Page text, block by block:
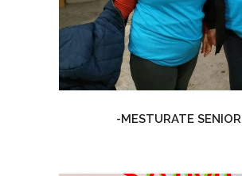
-MESTURATE SENIOR